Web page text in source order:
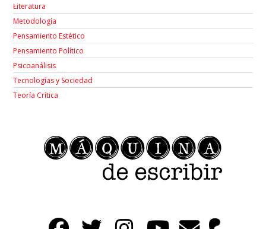
Łiteratura
Metodología
Pensamiento Estético
Pensamiento Político
Psicoanálisis
Tecnologías y Sociedad
Teoría Crítica